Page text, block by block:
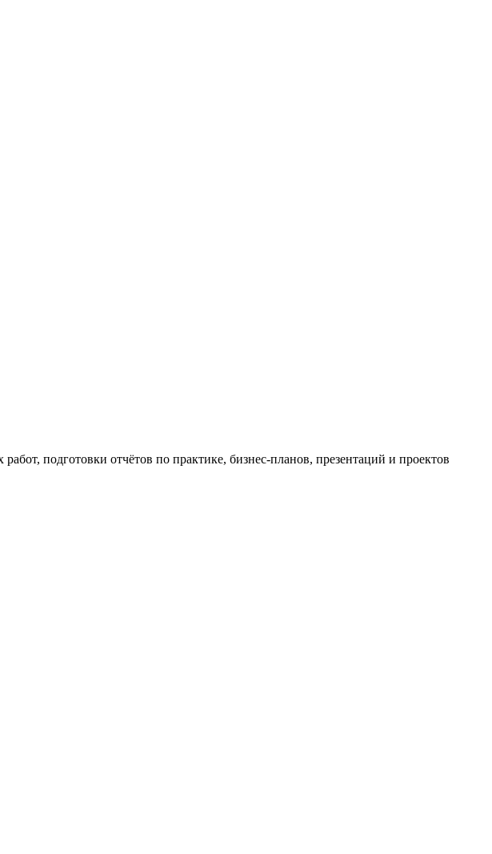
подготовки отчётов по практике, бизнес-планов, презентаций и проектов